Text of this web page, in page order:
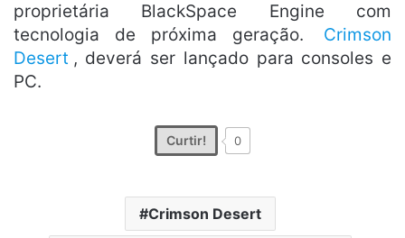
proprietária BlackSpace Engine com
tecnologia de próxima geração.
Crimson
Desert , deverá ser lançado para consoles e
PC.
Curtir! 0
Crimson Desert